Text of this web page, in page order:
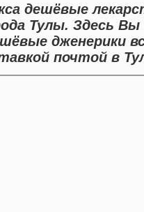
дешёвые
Тулы. Здесь
дженерики
почтой в